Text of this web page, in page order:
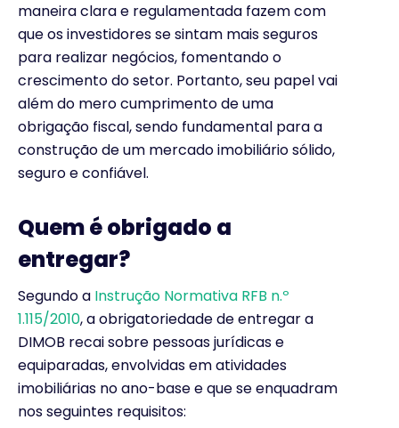
maneira clara e regulamentada fazem com
que os investidores se sintam mais seguros
para realizar negócios, fomentando o
crescimento do setor. Portanto, seu papel vai
além do mero cumprimento de uma
obrigação fiscal, sendo fundamental para a
construção de um mercado imobiliário sólido,
seguro e confiável.
Quem é obrigado a
entregar?
Segundo a Instrução Normativa RFB n.º
1.115/2010, a obrigatoriedade de entregar a
DIMOB recai sobre pessoas jurídicas e
equiparadas, envolvidas em atividades
imobiliárias no ano-base e que se enquadram
nos seguintes requisitos: